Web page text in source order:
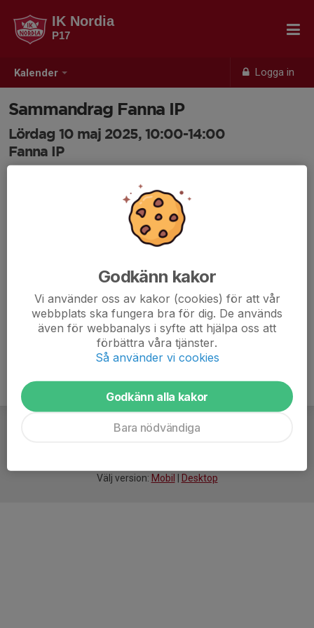
Kalender Logga in
IK Nordia
P17
Sammandrag Fanna IP
Lördag 10 maj 2025, 10:00-14:00
Fanna IP
Vårt första sammandrag i knatteligan. Observera att
första matcherna börjar kl10, så samling 45 min innan.
Mer information kommer!
Välj version: Mobil Desktop
Godkänn kakor
Vi använder oss av kakor (cookies) för att vår
webbplats ska fungera bra för dig. De används
även för webbanalys i syfte att hjälpa oss att
förbättra våra tjänster.
Så använder vi cookies
Godkänn alla kakor
Bara nödvändiga